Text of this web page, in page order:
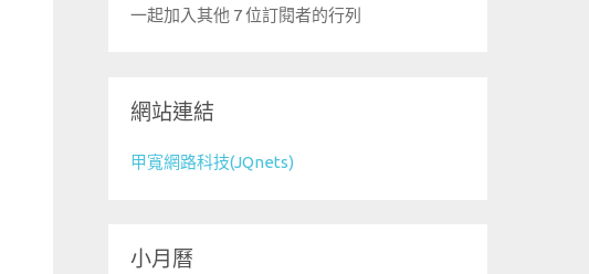
一起加入其他 7 位訂閱者的行列
網站連結
甲寬網路科技(JQnets)
小月曆